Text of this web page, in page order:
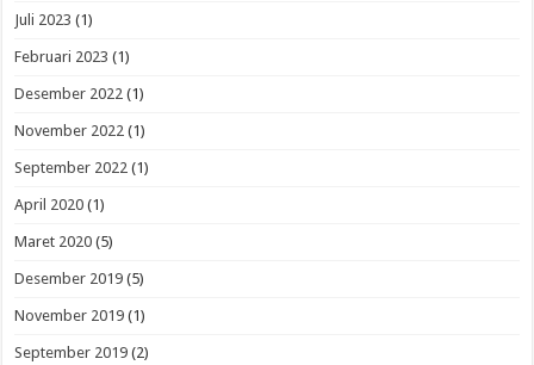
Juli 2023 (1)
Februari 2023 (1)
Desember 2022 (1)
November 2022 (1)
September 2022 (1)
April 2020 (1)
Maret 2020 (5)
Desember 2019 (5)
November 2019 (1)
September 2019 (2)